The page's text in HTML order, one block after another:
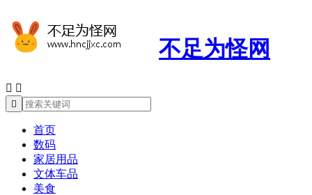
不足为怪网
 

首页
数码
家居用品
文体车品
美食